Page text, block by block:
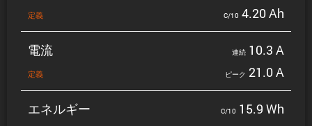
定義 C/10 4.20 Ah
電流
定義
連続 10.3 A
ピーク 21.0 A
エネルギー C/10 15.9 Wh